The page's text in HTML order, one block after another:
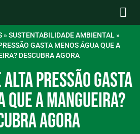
»SUSTENTABILIDADE AMBIENTAL »
GASTA MENOS ÁGUA QUE A
DESCUBRA AGORA
PRESSÃO GASTA
QUE A MANGUEIRA?
AGORA